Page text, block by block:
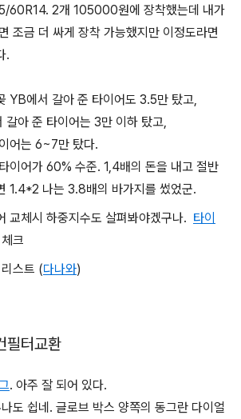
60R14. 2개 105000원에 장착했는데 내가
조금 더 싸게 장착 가능했지만 이정도라면
.
YB에서 갈아 준 타이어도 3.5만 탔고,
갈아 준 타이어는 3만 이하 탔고,
어는 6~7만 탔다.
이어가 60% 수준. 1,4배의 돈을 내고 절반
1.4*2 나는 3.8배의 바가지를 썼었군.
교체시 하중지수도 살펴봐야겠구나. 타이
크
스트 (다나와)
필터교환
. 아주 잘 되어 있다.
도 쉽네. 글로브 박스 양쪽의 동그란 다이얼